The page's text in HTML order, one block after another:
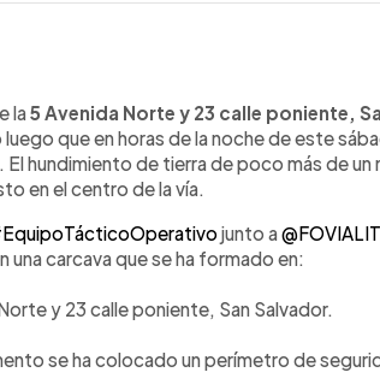
Escuchar artículo
la5 Avenida Norte y 23 calle poniente,
que en horas de la noche de este
El hundimiento de tierra de poco más de
en el centro de la vía.
junto a
una carcava que se ha formado en:
y 23 calle poniente, San Salvador.
se ha colocado un perímetro de